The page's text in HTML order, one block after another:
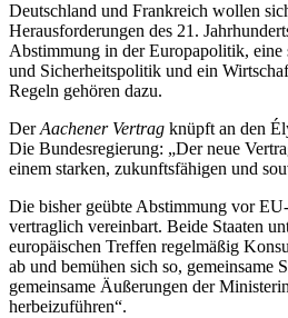
Deutschland und Frankreich wollen
Herausforderungen des 21.
Abstimmung in der Europapolitik, eine
und Sicherheitspolitik und ein
Regeln gehören dazu.
DerAachener Vertrag knüpft an den
Die Bundesregierung: „Der neue
einem starken, zukunftsfähigen und
Die bisher geübte Abstimmung vor
vertraglich vereinbart. Beide Staaten
europäischen Treffen regelmäßig
ab und bemühen sich so, gemeinsame
gemeinsame Äußerungen der
herbeizuführen“.